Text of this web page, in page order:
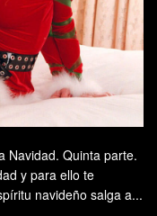
Navidad. Quinta parte.
y para ello te
navideño salga a...